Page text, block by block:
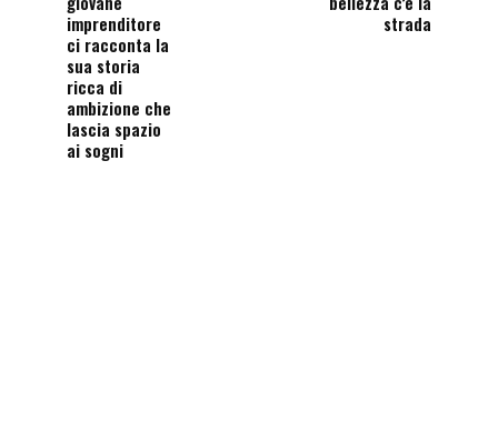
imprenditore
ci racconta la
sua storia
ricca di
ambizione che
lascia spazio
ai sogni
strada